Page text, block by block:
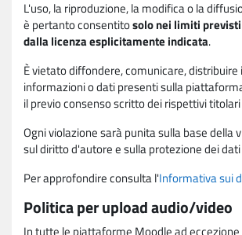
L'uso, la riproduzione, la modifica o la
è pertanto consentitosolo nei limiti
dalla licenza esplicitamente indicata.
È vietato diffondere, comunicare,
informazioni o dati presenti sulla
il previo consenso scritto dei rispettivi
Ogni violazione sarà punita sulla base della
sul diritto d'autore e sulla protezione dei
Per approfondire consulta l'Informativa sui
Politica per upload audio/video
In tutte le piattaforme Moodle ad eccezione